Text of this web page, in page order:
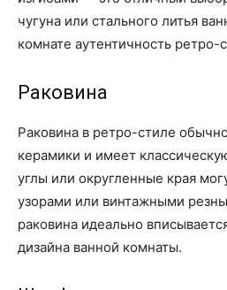
чугуна или стального литья
комнате аутентичность ретро-
Раковина
Раковина в ретро-стиле
керамики и имеет
углы или округленные края
узорами или винтажными
раковина идеально
дизайна ванной комнаты.